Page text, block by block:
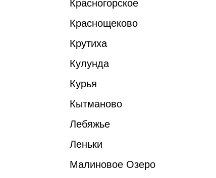
Красногорское
Краснощеково
Крутиха
Кулунда
Курья
Кытманово
Лебяжье
Леньки
Малиновое Озеро